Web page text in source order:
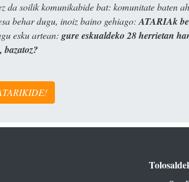
da soilik komunikabide bat: komunitate baten
behar dugu, inoiz baino gehiago: ATARIAk
esku artean: gure eskualdeko 28 herrietan
bazatoz?